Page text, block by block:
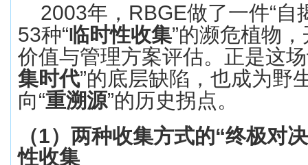
2003年， RBGE做了一件“自
53种“临时性收集”的濒危植物
价值与管理方案评估。正是这
集时代”的底层缺陷，也成为野
向“重溯源”的历史拐点。
（1） 两种收集方式的“终极对决
性收集